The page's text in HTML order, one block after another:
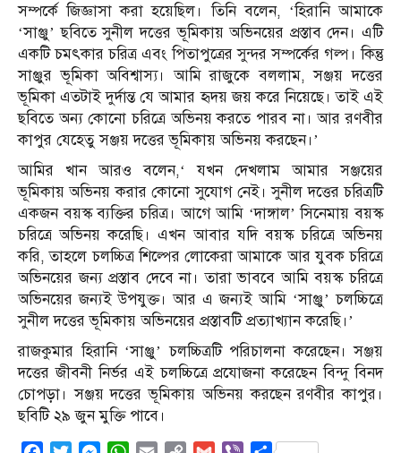
সম্পর্কে জিজ্ঞাসা করা হয়েছিল। তিনি বলেন, ‘হিরানি আমাকে
‘সাঞ্জু’ ছবিতে সুনীল দত্তের ভূমিকায় অভিনয়ের প্রস্তাব দেন। এটি
একটি চমৎকার চরিত্র এবং পিতাপুত্রের সুন্দর সম্পর্কের গল্প। কিন্তু
সাঞ্জুর ভূমিকা অবিশ্বাস্য। আমি রাজুকে বললাম, সঞ্জয় দত্তের
ভূমিকা এতটাই দুর্দান্ত যে আমার হৃদয় জয় করে নিয়েছে। তাই এই
ছবিতে অন্য কোনো চরিত্রে অভিনয় করতে পারব না। আর রণবীর
কাপুর যেহেতু সঞ্জয় দত্তের ভূমিকায় অভিনয় করছেন।’
আমির খান আরও বলেন,‘ যখন দেখলাম আমার সঞ্জয়ের
ভূমিকায় অভিনয় করার কোনো সুযোগ নেই। সুনীল দত্তের চরিত্রটি
একজন বয়স্ক ব্যক্তির চরিত্র। আগে আমি ‘দাঙ্গাল’ সিনেমায় বয়স্ক
চরিত্রে অভিনয় করেছি। এখন আবার যদি বয়স্ক চরিত্রে অভিনয়
করি, তাহলে চলচ্চিত্র শিল্পের লোকেরা আমাকে আর যুবক চরিত্রে
অভিনয়ের জন্য প্রস্তাব দেবে না। তারা ভাববে আমি বয়স্ক চরিত্রে
অভিনয়ের জন্যই উপযুক্ত। আর এ জন্যই আমি ‘সাঞ্জু’ চলচ্চিত্রে
সুনীল দত্তের ভূমিকায় অভিনয়ের প্রস্তাবটি প্রত্যাখ্যান করেছি।’
রাজকুমার হিরানি ‘সাঞ্জু’ চলচ্চিত্রটি পরিচালনা করেছেন। সঞ্জয়
দত্তের জীবনী নির্ভর এই চলচ্চিত্রে প্রযোজনা করেছেন বিন্দু বিনদ
চোপড়া। সঞ্জয় দত্তের ভূমিকায় অভিনয় করছেন রণবীর কাপুর।
ছবিটি ২৯ জুন মুক্তি পাবে।